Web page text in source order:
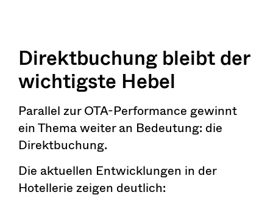
Direktbuchung bleibt der
wichtigste Hebel
Parallel zur OTA-Performance gewinnt
ein Thema weiter an Bedeutung: die
Direktbuchung.
Die aktuellen Entwicklungen in der
Hotellerie zeigen deutlich: